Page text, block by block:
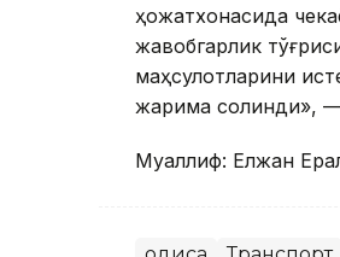
ҳожатхонасида
жавобгарлик
маҳсулотларини
жарима солинди», —
Муаллиф: Елжан